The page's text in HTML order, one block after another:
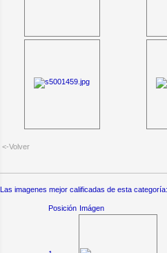
<-Volver
Las imagenes mejor calificadas de esta categoría:
Posición Imágen